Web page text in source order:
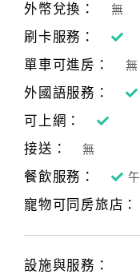
伴
計
劃
商
宣
傳
外幣兌換： 無
刷卡服務：
單車可進房：
無
外國語服務：
可上網：
接送：
無
餐飲服務：
寵物可同房旅店：
設施與服務：